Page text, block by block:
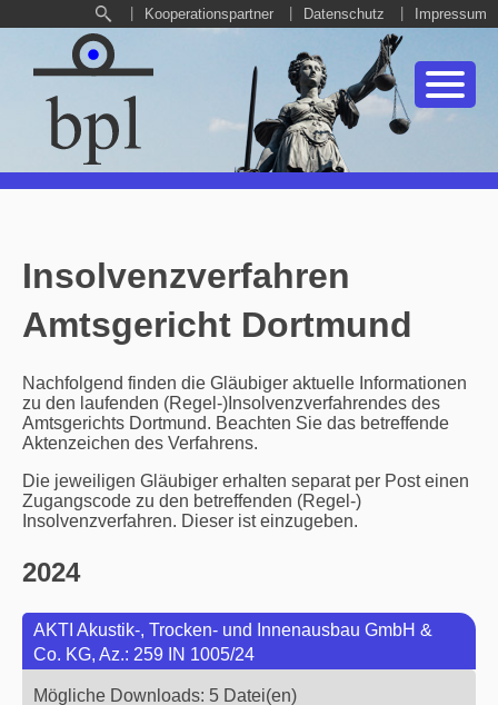
Kooperationspartner Datenschutz Impressum
Insolvenzverfahren
Amtsgericht Dortmund
Nachfolgend finden die Gläubiger aktuelle Informationen
zu den laufenden (Regel-)Insolvenzverfahrendes des
Amtsgerichts Dortmund. Beachten Sie das betreffende
Aktenzeichen des Verfahrens.
Die jeweiligen Gläubiger erhalten separat per Post einen
Zugangscode zu den betreffenden (Regel-)
Insolvenzverfahren. Dieser ist einzugeben.
2024
AKTI Akustik-, Trocken- und Innenausbau GmbH &
Co. KG, Az.: 259 IN 1005/24
Mögliche Downloads: 5 Datei(en)